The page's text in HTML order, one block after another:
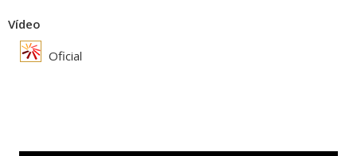
Vídeo
Oficial